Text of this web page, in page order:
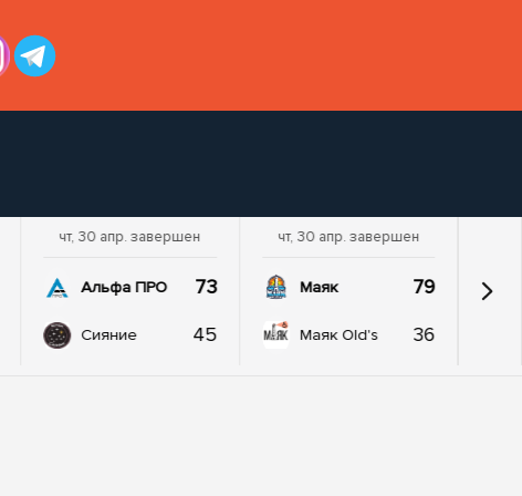
чт, 30 апр. завершен
Альфа ПРО 73
Сияние 45
чт, 30 апр. завершен
Маяк 79
Маяк Old's 36